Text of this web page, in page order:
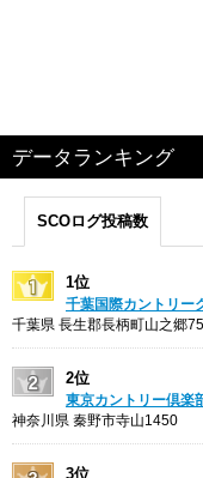
データランキング
SCOログ投稿数
1位
千葉国際カントリー
千葉県 長生郡長柄町山之郷
2位
東京カントリー倶楽
神奈川県 秦野市寺山1450
3位